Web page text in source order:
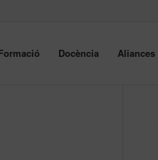
Docència Aliances